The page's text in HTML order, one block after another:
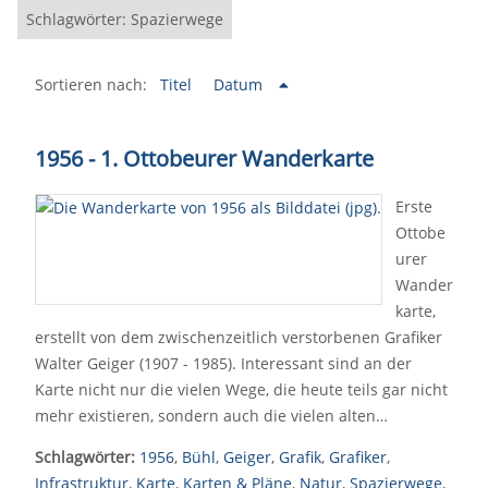
Schlagwörter: Spazierwege
Sortieren nach: Titel Datum
1956 - 1. Ottobeurer Wanderkarte
Erste
Ottobe
urer
Wander
karte,
erstellt von dem zwischenzeitlich verstorbenen Grafiker
Walter Geiger (1907 - 1985). Interessant sind an der
Karte nicht nur die vielen Wege, die heute teils gar nicht
mehr existieren, sondern auch die vielen alten…
Schlagwörter: 1956, Bühl, Geiger, Grafik, Grafiker,
Infrastruktur, Karte, Karten & Pläne, Natur, Spazierwege,